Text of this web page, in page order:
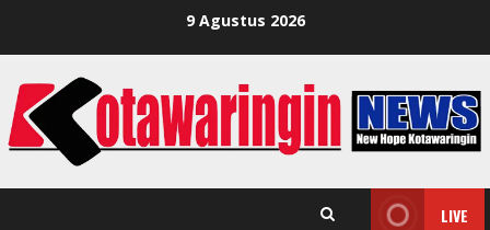
9 Agustus 2026
LIVE